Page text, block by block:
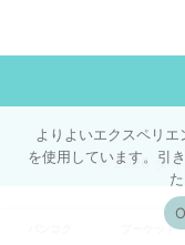
© 2026 タ
プーケット
よりよいエクスペリ
を使用しています。引